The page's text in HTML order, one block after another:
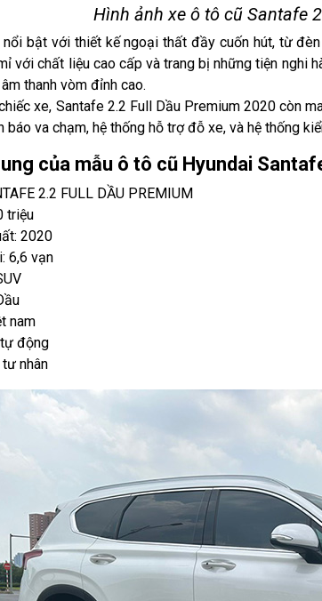
Hình ảnh xe ô tô cũ Santafe
nổi bật với thiết kế ngoại thất đầy cuốn hút, từ
với chất liệu cao cấp và trang bị những tiện nghi
thanh vòm đỉnh cao.
xe, Santafe 2.2 Full Dầu Premium 2020 còn
báo va chạm, hệ thống hỗ trợ đỗ xe, và hệ thống
của mẫu ô tô cũ Hyundai
2.2 FULL DẦU PREMIUM
triệu
2020
6,6 vạn
nam
động
tư nhân